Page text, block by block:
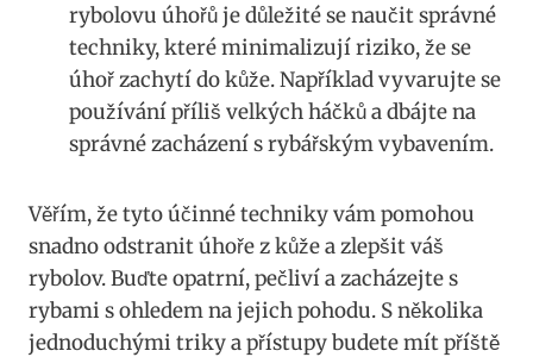
rybolovu úhořů je důležité se naučit správné
techniky, které minimalizují riziko, že se
úhoř zachytí do kůže. Například vyvarujte se
používání příliš velkých háčků a dbájte na
správné zacházení s rybářským vybavením.
Věřím, že tyto účinné techniky vám pomohou
snadno odstranit úhoře z kůže a zlepšit váš
rybolov. Buďte opatrní, pečliví a zacházejte s
rybami s ohledem na jejich pohodu. S několika
jednoduchými triky a přístupy budete mít příště